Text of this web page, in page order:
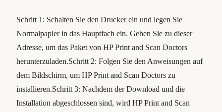
Schritt 1: Schalten Sie den Drucker ein und legen Sie
Normalpapier in das Hauptfach ein. Gehen Sie zu dieser
Adresse, um das Paket von HP Print and Scan Doctors
herunterzuladen.Schritt 2: Folgen Sie den Anweisungen auf
dem Bildschirm, um HP Print and Scan Doctors zu
installieren.Schritt 3: Nachdem der Download und die
Installation abgeschlossen sind, wird HP Print and Scan